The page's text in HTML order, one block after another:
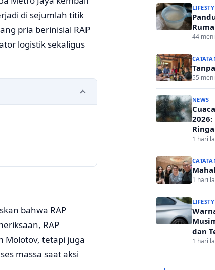
di sejumlah titik
pria berinisial RAP
logistik sekaligus
bahwa RAP
RAP
Molotov, tetapi juga
massa saat aksi
44
55
NEWS
2026:
1 hari
1 hari
dan
1 hari